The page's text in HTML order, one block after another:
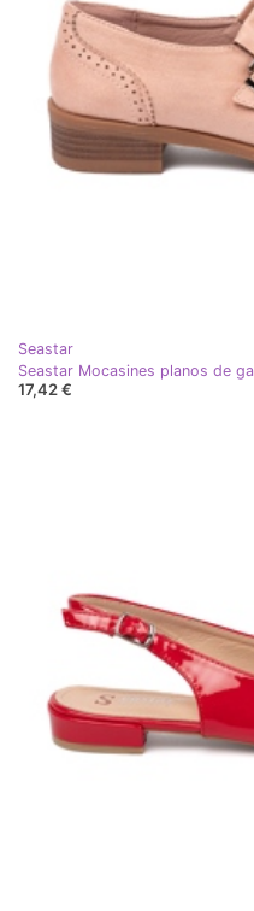
Seastar
Seastar Mocasines planos de
17,42 €